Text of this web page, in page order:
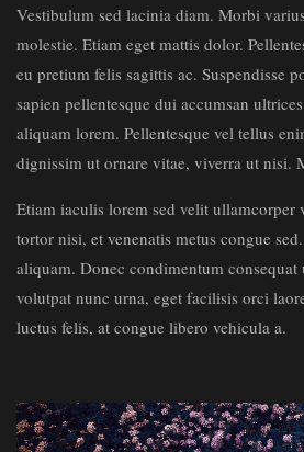
Vestibulum sed lacinia diam. Morbi
molestie. Etiam eget mattis dolor.
eu pretium felis sagittis ac. Suspendisse
sapien pellentesque dui accumsan
aliquam lorem. Pellentesque vel tellus
dignissim ut ornare vitae, viverra ut nisi.
Etiam iaculis lorem sed velit ullamcorper
tortor nisi, et venenatis metus congue
aliquam. Donec condimentum consequat
volutpat nunc urna, eget facilisis orci
luctus felis, at congue libero vehicula a.